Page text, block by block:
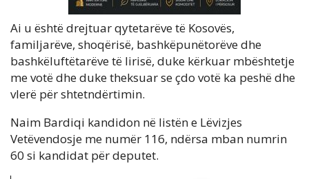
Ai u është drejtuar qytetarëve të Kosovës,
familjarëve, shoqërisë, bashkëpunëtorëve dhe
bashkëluftëtarëve të lirisë, duke kërkuar mbështetje
me votë dhe duke theksuar se çdo votë ka peshë dhe
vlerë për shtetndërtimin.
Naim Bardiqi kandidon në listën e Lëvizjes
Vetëvendosje me numër 116, ndërsa mban numrin
60 si kandidat për deputet.